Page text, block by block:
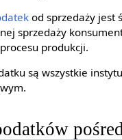
od sprzedaży jest
sprzedaży
produkcji.
są wszystkie